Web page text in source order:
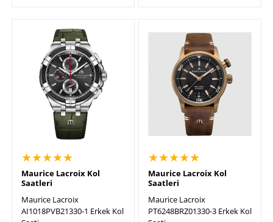
★★★★★
Maurice Lacroix Kol
Saatleri
Maurice Lacroix
AI1018PVB21330-1 Erkek Kol
★★★★★
Maurice Lacroix Kol
Saatleri
Maurice Lacroix
PT6248BRZ01330-3 Erkek Kol